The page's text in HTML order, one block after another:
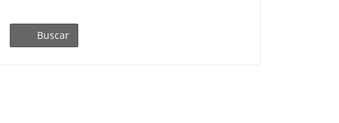
Buscar